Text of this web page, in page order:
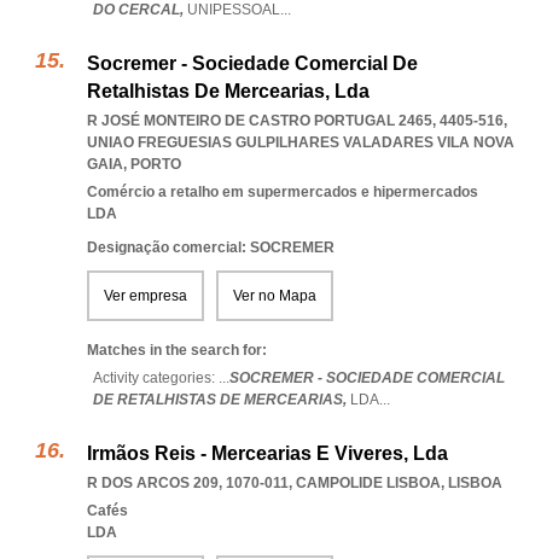
DO CERCAL, UNIPESSOAL...
Socremer - Sociedade Comercial De
Retalhistas De Mercearias, Lda
R JOSÉ MONTEIRO DE CASTRO PORTUGAL 2465, 4405-516,
UNIAO FREGUESIAS GULPILHARES VALADARES VILA NOVA
GAIA, PORTO
Comércio a retalho em supermercados e hipermercados
LDA
Designação comercial: SOCREMER
Ver empresa Ver no Mapa
Matches in the search for:
Activity categories: ...SOCREMER - SOCIEDADE COMERCIAL
DE RETALHISTAS DE MERCEARIAS, LDA...
Irmãos Reis - Mercearias E Viveres, Lda
R DOS ARCOS 209, 1070-011, CAMPOLIDE LISBOA, LISBOA
Cafés
LDA